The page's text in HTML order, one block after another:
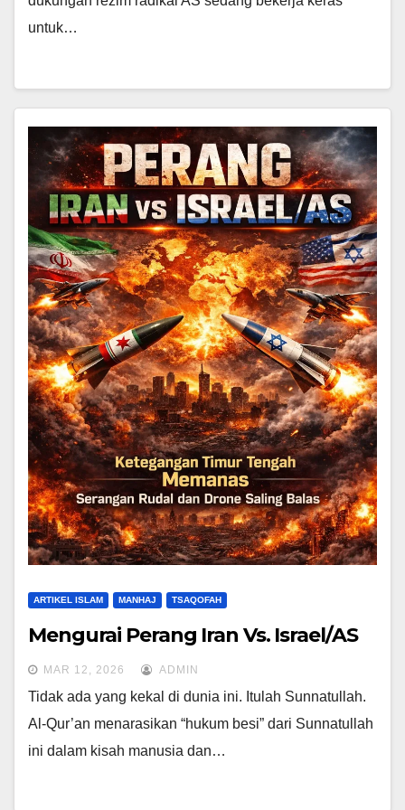
untuk…
ARTIKEL ISLAM MANHAJ TSAQOFAH
Mengurai Perang Iran Vs. Israel/AS
MAR 12, 2026 ADMIN
Tidak ada yang kekal di dunia ini. Itulah Sunnatullah.
Al-Qur’an menarasikan “hukum besi” dari Sunnatullah
ini dalam kisah manusia dan…